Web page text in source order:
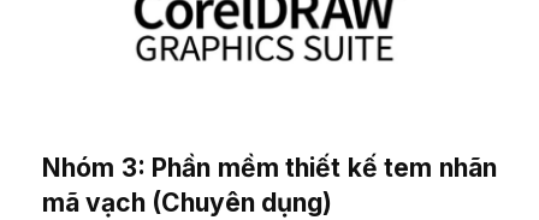
Nhóm 3: Phần mềm thiết kế tem nhãn
mã vạch (Chuyên dụng)